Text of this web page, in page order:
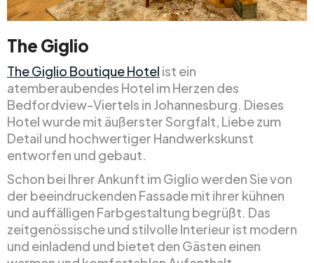
The Giglio
The Giglio Boutique Hotel ist ein
atemberaubendes Hotel im Herzen des
Bedfordview-Viertels in Johannesburg. Dieses
Hotel wurde mit äußerster Sorgfalt, Liebe zum
Detail und hochwertiger Handwerkskunst
entworfen und gebaut.
Schon bei Ihrer Ankunft im Giglio werden Sie von
der beeindruckenden Fassade mit ihrer kühnen
und auffälligen Farbgestaltung begrüßt. Das
zeitgenössische und stilvolle Interieur ist modern
und einladend und bietet den Gästen einen